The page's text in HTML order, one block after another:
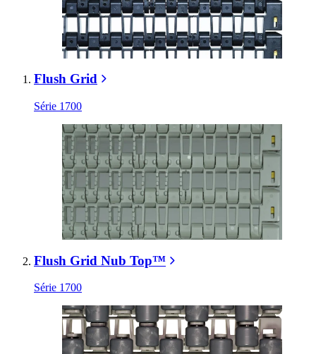
Flush Grid
Série 1700
Flush Grid Nub Top™
Série 1700